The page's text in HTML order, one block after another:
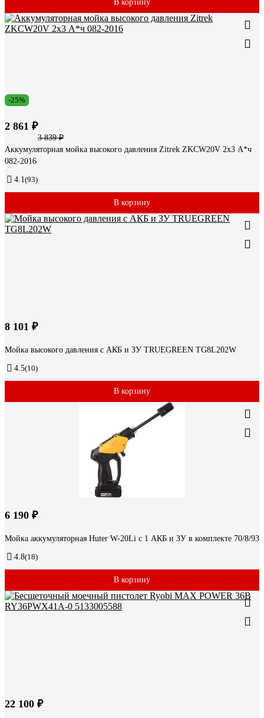
В корзину
-25%
2 861 ₽
3 839 ₽
Аккумуляторная мойка высокого давления Zitrek ZKCW20V 2x3 А*ч
082-2016
4.1(93)
В корзину
8 101 ₽
Мойка высокого давления с АКБ и ЗУ TRUEGREEN TG8L202W
4.5(10)
В корзину
6 190 ₽
Мойка аккумуляторная Huter W-20Li с 1 АКБ и ЗУ в комплекте 70/8/93
4.8(18)
В корзину
22 100 ₽